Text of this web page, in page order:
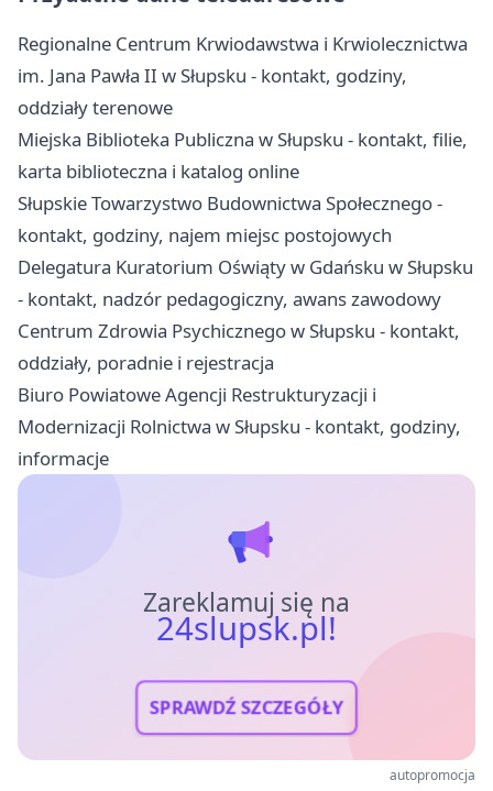
Regionalne Centrum Krwiodawstwa i Krwiolecznictwa
im. Jana Pawła II w Słupsku - kontakt, godziny,
oddziały terenowe
Miejska Biblioteka Publiczna w Słupsku - kontakt, filie,
karta biblioteczna i katalog online
Słupskie Towarzystwo Budownictwa Społecznego -
kontakt, godziny, najem miejsc postojowych
Delegatura Kuratorium Oświąty w Gdańsku w Słupsku
- kontakt, nadzór pedagogiczny, awans zawodowy
Centrum Zdrowia Psychicznego w Słupsku - kontakt,
oddziały, poradnie i rejestracja
Biuro Powiatowe Agencji Restrukturyzacji i
Modernizacji Rolnictwa w Słupsku - kontakt, godziny,
informacje
Zareklamuj się na
24slupsk.pl!
SPRAWDŹ SZCZEGÓŁY
autopromocja